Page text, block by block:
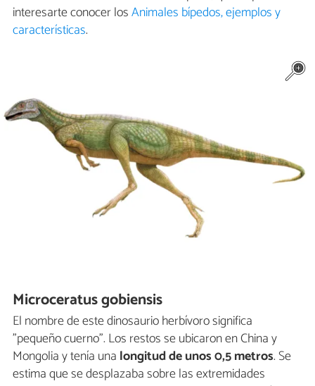
interesarte conocer losAnimales bípedos, ejemplos y
características.
Microceratus gobiensis
El nombre de este dinosaurio herbívoro significa
"pequeño cuerno". Los restos se ubicaron en China y
Mongolia y tenía una longitud de unos 0,5 metros. Se
estima que se desplazaba sobre las extremidades